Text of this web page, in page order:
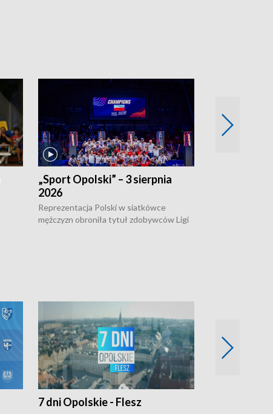
„Sport Opolski” – 3 sierpnia
2026
Reprezentacja Polski w siatkówce
mężczyzn obroniła tytuł zdobywców Ligi
7 dni Opolskie - Flesz